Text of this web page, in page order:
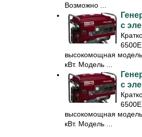
Возможно ...
с
высокомощная
кВт. Модель ...
с
высокомощная
кВт. Модель ...